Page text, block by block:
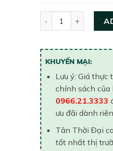
KHUYẾN MẠI:
Lưu ý: Giá
chính sách của
0966.21.3333
ưu đãi dành
Tân Thời Đại
tốt nhất thị